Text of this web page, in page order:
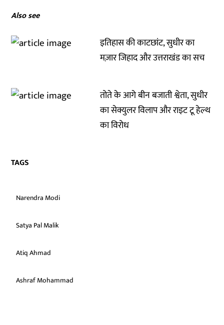
Also see
इतिहास की काटछांट, सुधीर का
मज़ार जिहाद और उत्तराखंड का सच
तोते के आगे बीन बजाती श्वेता, सुधीर
का सेक्युलर विलाप और राइट टू हेल्थ
का विरोध
TAGS
Narendra Modi
Satya Pal Malik
Atiq Ahmad
Ashraf Mohammad